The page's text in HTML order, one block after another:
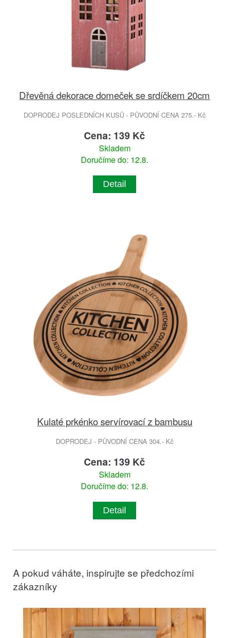
Dřevěná dekorace domeček se srdíčkem 20cm
DOPRODEJ POSLEDNÍCH KUSŮ - PŮVODNÍ CENA 275.- Kč
Cena: 139 Kč
Skladem
Doručíme do: 12.8.
Detail
Kulaté prkénko servírovací z bambusu
DOPRODEJ - PŮVODNÍ CENA 304.- Kč
Cena: 139 Kč
Skladem
Doručíme do: 12.8.
Detail
A pokud váháte, inspirujte se předchozími
zákazníky